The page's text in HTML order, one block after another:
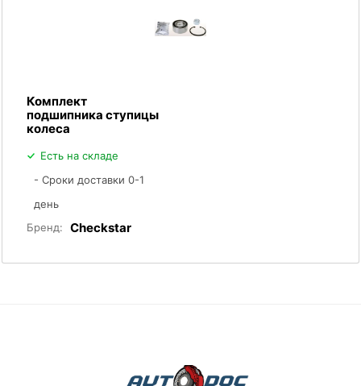
Комплект
подшипника ступицы
колеса
Есть на складе
- Сроки доставки 0-1
день
Бренд:
Checkstar